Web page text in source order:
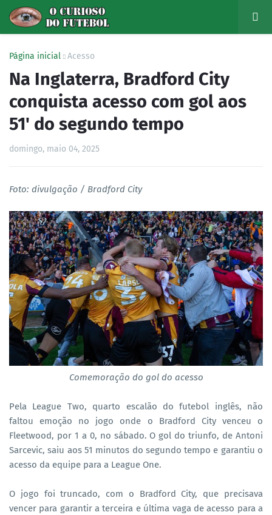
Página inicial Acesso
Na Inglaterra, Bradford City
conquista acesso com gol aos
51' do segundo tempo
domingo, maio 04, 2025
Foto: divulgação / Bradford City
Comemoração do gol do acesso
Pela League Two, quarto escalão do futebol inglês, não
faltou emoção no jogo onde o Bradford City venceu o
Fleetwood, por 1 a 0, no sábado. O gol do triunfo, de Antoni
Sarcevic, saiu aos 51 minutos do segundo tempo e garantiu o
acesso da equipe para a League One.
O jogo foi truncado, com o Bradford City, que precisava
vencer para garantir a terceira e última vaga de acesso para a